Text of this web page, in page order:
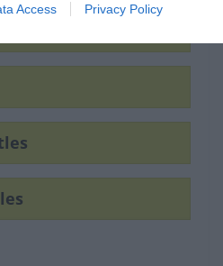
Access Privacy Policy